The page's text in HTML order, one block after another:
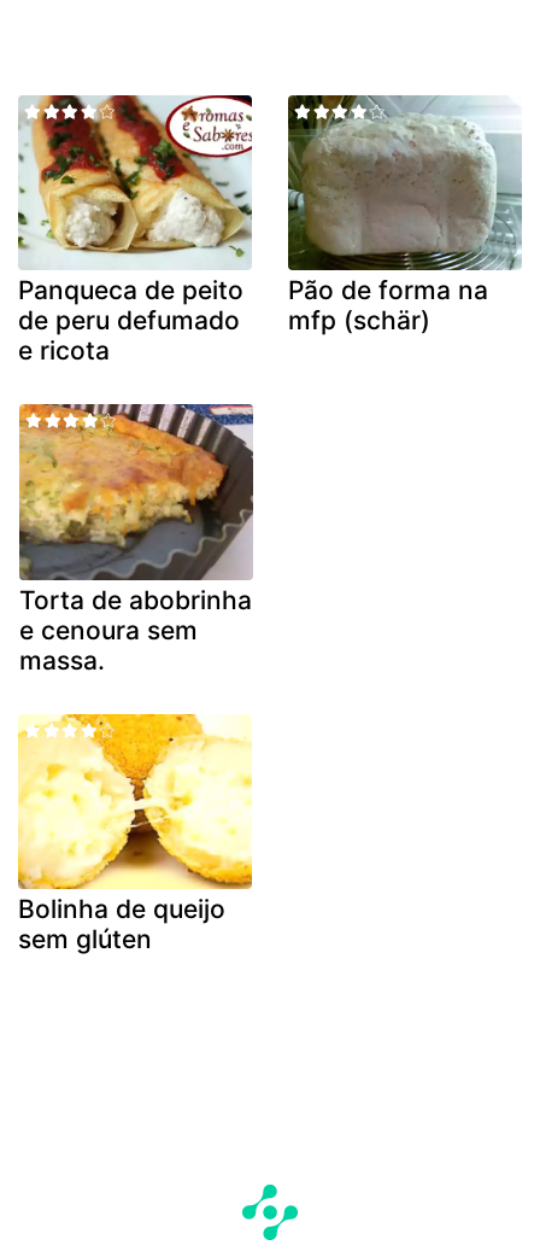
Panqueca de peito
de peru defumado
e ricota
Pão de forma na
mfp (schär)
Torta de abobrinha
e cenoura sem
massa.
Bolinha de queijo
sem glúten